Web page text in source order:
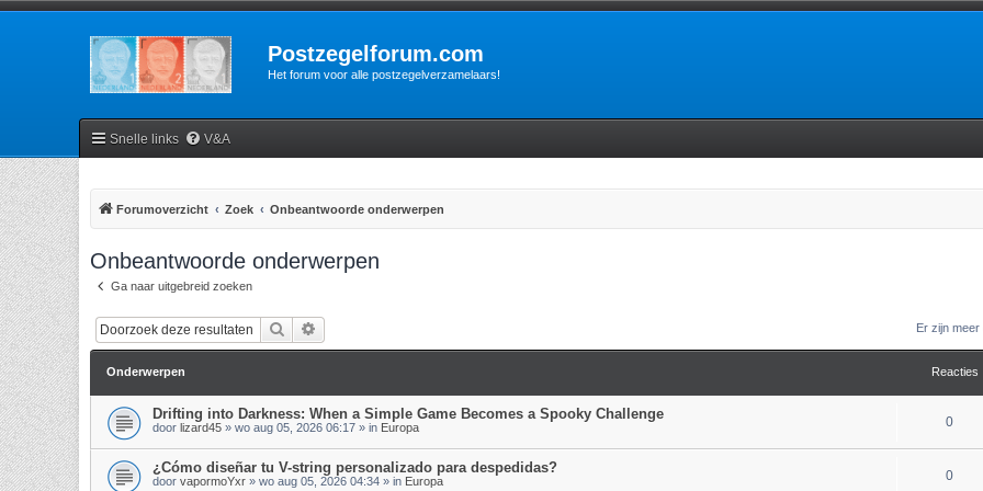
Postzegelforum.com
Het forum voor alle postzegelverzamelaars!
Snelle links V&A
Forumoverzicht Zoek Onbeantwoorde onderwerpen
Onbeantwoorde onderwerpen
Ga naar uitgebreid zoeken
Zoek Er zijn
Onderwerpen Reacties
Drifting into Darkness: When a Simple Game Becomes a Spooky Challenge
door lizard45 » wo aug 05, 2026 06:17 » in Europa 0
¿Cómo diseñar tu V-string personalizado para despedidas?
door vapormoYxr » wo aug 05, 2026 04:34 » in Europa 0